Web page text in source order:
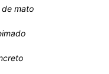
de mato